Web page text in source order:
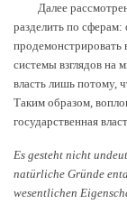
Далее
разделить по
продемонстрировать
системы взглядов на
власть лишь потому,
Таким образом,
государственная
Es gesteht nicht
natürliche Gründe
wesentlichen